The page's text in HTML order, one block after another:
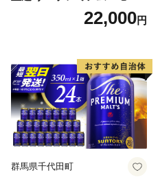
ツ 350ml×24本 プレモル [149
22,000円
群馬県千代田町